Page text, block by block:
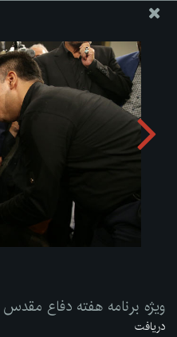
ارسال نامه
وجوهات
ویژه برنامه هفته دفاع مقدس
ویژه برنامه هفته دفاع مقدس
دریافت